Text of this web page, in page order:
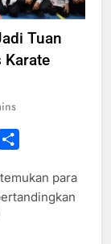
Tuan
Karate
Copy
para